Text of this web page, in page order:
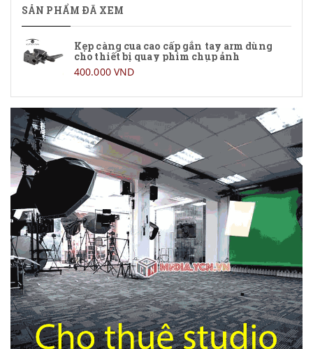
SẢN PHẨM ĐÃ XEM
Kẹp càng cua cao cấp gắn tay arm dùng
cho thiết bị quay phim chụp ảnh
400.000 VND